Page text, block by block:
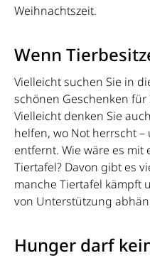
Weihnachtszeit.
Wenn
Vielleicht suchen Sie in
schönen Geschenken
Vielleicht denken Sie
helfen, wo Not herrscht
entfernt. Wie wäre es mit
Tiertafel? Davon gibt es
manche Tiertafel kämpft
von Unterstützung
Hunger darf